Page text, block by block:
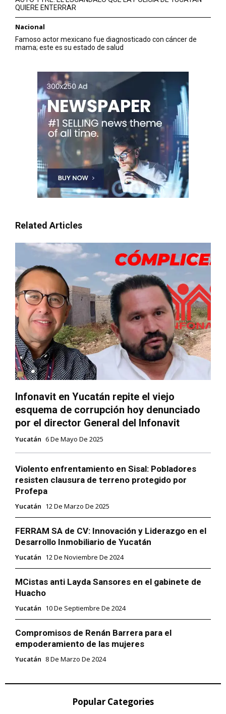
QUIERE ENTERRAR
Nacional
Famoso actor mexicano fue diagnosticado con cáncer de
mama; este es su estado de salud
Related Articles
Infonavit en Yucatán repite el viejo
esquema de corrupción hoy denunciado
por el director General del Infonavit
Yucatán 6 De Mayo De 2025
Violento enfrentamiento en Sisal: Pobladores
resisten clausura de terreno protegido por
Profepa
Yucatán 12 De Marzo De 2025
FERRAM SA de CV: Innovación y Liderazgo en el
Desarrollo Inmobiliario de Yucatán
Yucatán 12 De Noviembre De 2024
MCistas anti Layda Sansores en el gabinete de
Huacho
Yucatán 10 De Septiembre De 2024
Compromisos de Renán Barrera para el
empoderamiento de las mujeres
Yucatán 8 De Marzo De 2024
Popular Categories